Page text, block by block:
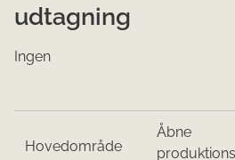
udtagning
Ingen
Hoved​o​​mråde
Åbne​​
produktions​